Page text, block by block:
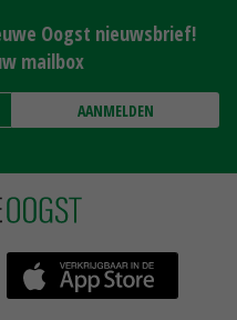
Oogst nieuwsbrief!
mailbox
AANMELDEN